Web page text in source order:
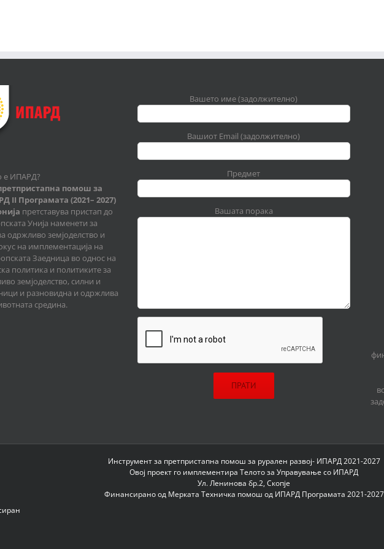
е ИПАРД?
помош за
II Програмата (2021– 2027)
претставува пристап до
Унија наменети за
одржливо земјоделство и
на имплементација на
Заедница во однос на
политика и политиките за
земјоделство, силни и
и разновидна и одржлива
средина.
Вашето име (задолжително)
Вашиот Email (задолжително)
Предмет
Вашата порака
Инструмент за претпристапна помош за рурален развој- ИПАРД 2021-2027
Овој проект го имплементира Телото за Управување со ИПАРД
Ул. Ленинова бр.2, Скопје
Финансирано од Мерката Техничка помош од ИПАРД Програмата 2021-2027